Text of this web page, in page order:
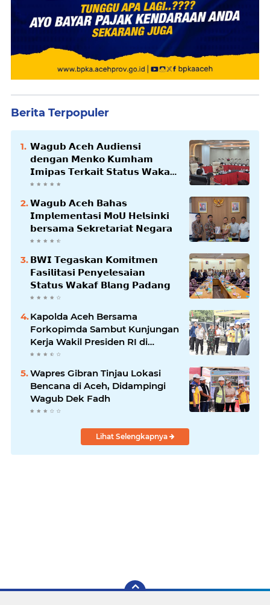
Berita Terpopuler
𝗪𝗮𝗴𝘂𝗯 𝗔𝗰𝗲𝗵 𝗔𝘂𝗱𝗶𝗲𝗻𝘀𝗶
𝗱𝗲𝗻𝗴𝗮𝗻 𝗠𝗲𝗻𝗸𝗼 𝗞𝘂𝗺𝗵𝗮𝗺
𝗜𝗺𝗶𝗽𝗮𝘀 𝗧𝗲𝗿𝗸𝗮𝗶𝘁 𝗦𝘁𝗮𝘁𝘂𝘀 𝗪𝗮𝗸𝗮𝗳
𝗕𝗹𝗮𝗻𝗴𝗽𝗮𝗱𝗮𝗻𝗴
𝗪𝗮𝗴𝘂𝗯 𝗔𝗰𝗲𝗵 𝗕𝗮𝗵𝗮𝘀
𝗜𝗺𝗽𝗹𝗲𝗺𝗲𝗻𝘁𝗮𝘀𝗶 𝗠𝗼𝗨 𝗛𝗲𝗹𝘀𝗶𝗻𝗸𝗶
𝗯𝗲𝗿𝘀𝗮𝗺𝗮 𝗦𝗲𝗸𝗿𝗲𝘁𝗮𝗿𝗶𝗮𝘁 𝗡𝗲𝗴𝗮𝗿𝗮
𝗕𝗪𝗜 𝗧𝗲𝗴𝗮𝘀𝗸𝗮𝗻 𝗞𝗼𝗺𝗶𝘁𝗺𝗲𝗻
𝗙𝗮𝘀𝗶𝗹𝗶𝘁𝗮𝘀𝗶 𝗣𝗲𝗻𝘆𝗲𝗹𝗲𝘀𝗮𝗶𝗮𝗻
𝗦𝘁𝗮𝘁𝘂𝘀 𝗪𝗮𝗸𝗮𝗳 𝗕𝗹𝗮𝗻𝗴 𝗣𝗮𝗱𝗮𝗻𝗴
Kapolda Aceh Bersama
Forkopimda Sambut Kunjungan
Kerja Wakil Presiden RI di
Kabupaten Bireuen
Wapres Gibran Tinjau Lokasi
Bencana di Aceh, Didampingi
Wagub Dek Fadh
Lihat Selengkapnya